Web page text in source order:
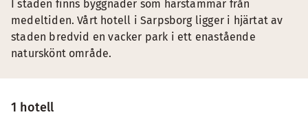
1 hotell
I staden finns byggnader som härstammar från
medeltiden. Vårt hotell i Sarpsborg ligger i hjärtat av
staden bredvid en vacker park i ett enastående
naturskönt område.